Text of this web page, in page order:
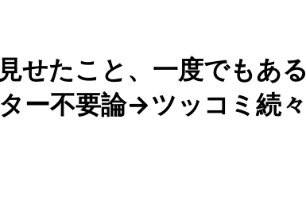
せたこと、一度でもある
ー不要論→ツッコミ続々